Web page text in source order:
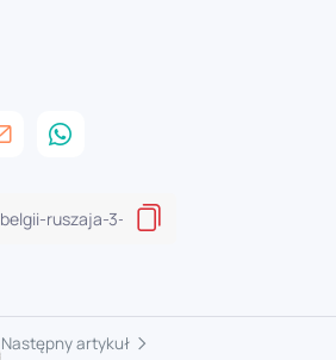
Następny artykuł